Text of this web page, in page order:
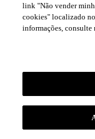
nossa
na
ou por
legítimos
você se
fins de
link "Não vender
cookies" localizado
informações, consulte